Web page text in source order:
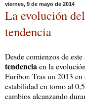
viernes, 9 de mayo de 2014
La evolución
tendencia
Desde comienzos de
tendencia en la
Euribor. Tras un 2013
estabilidad en torno al
cambios alcanzando